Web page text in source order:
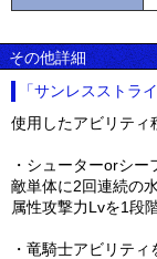
その他詳細
「サンレスストラ
使用したアビリティ
・シューターorシ
敵単体に2回連続の
属性攻撃力Lvを1段
・竜騎士アビリテ